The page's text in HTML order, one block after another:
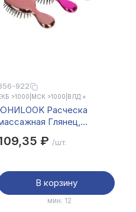
922
>1000 МСК >1000 ВЛД ×
Расческа
Глянец,
цвета
₽ /шт.
В корзину
мин. 12